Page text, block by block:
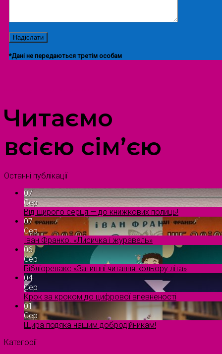
*Дані не передаються третім особам
Читаємо
всією сім’єю
Останні публікації
07
Сер
Від щирого серця — до книжкових полиць!
07
Сер
Іван Франко. «Лисичка і журавель»
06
Сер
Бібліорелакс «Затишні читання кольору літа»
04
Сер
Крок за кроком до цифрової впевненості
01
Сер
Щира подяка нашим добродійникам!
Категорії